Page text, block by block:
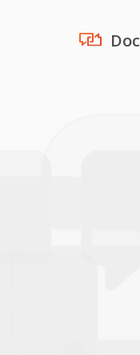
Doc